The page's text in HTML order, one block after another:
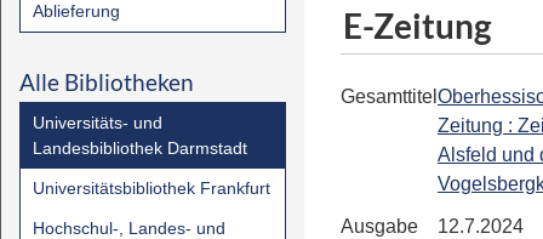
Ablieferung
Alle Bibliotheken
Universitäts- und
Landesbibliothek Darmstadt
Universitätsbibliothek Frankfurt
Hochschul-, Landes- und
E-Zeitung
Gesamttitel
Zeitung :
Alsfeld und
Ausgabe
12.7.2024